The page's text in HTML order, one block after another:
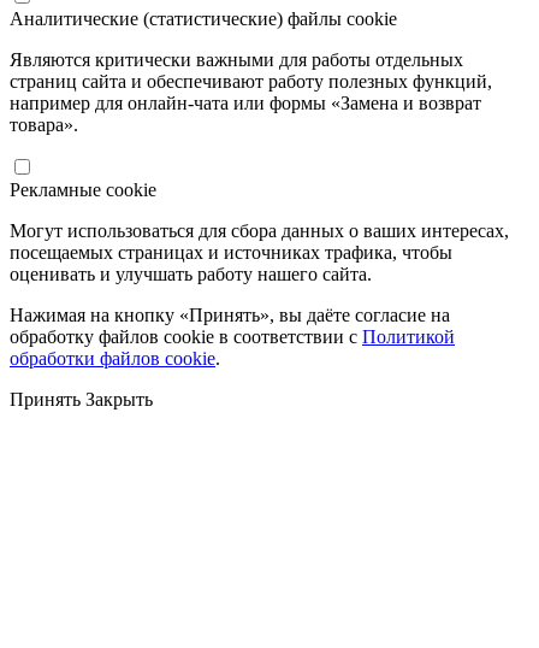
Аналитические (статистические) файлы cookie
Являются критически важными для работы отдельных
страниц сайта и обеспечивают работу полезных функций,
например для онлайн-чата или формы «Замена и возврат
товара».
Рекламные cookie
Могут использоваться для сбора данных о ваших интересах,
посещаемых страницах и источниках трафика, чтобы
оценивать и улучшать работу нашего сайта.
Нажимая на кнопку «Принять», вы даёте согласие на
обработку файлов cookie в соответствии с Политикой
обработки файлов cookie.
Принять Закрыть